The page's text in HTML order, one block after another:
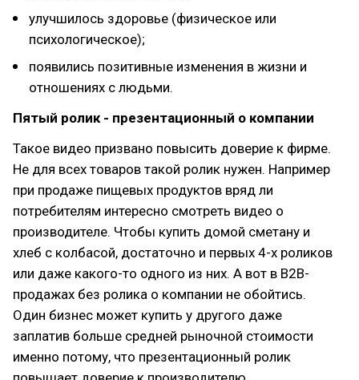
улучшилось здоровье (физическое или
психологическое);
появились позитивные изменения в жизни и
отношениях с людьми.
Пятый ролик - презентационный о компании
Такое видео призвано повысить доверие к фирме.
Не для всех товаров такой ролик нужен. Например
при продаже пищевых продуктов вряд ли
потребителям интересно смотреть видео о
производителе. Чтобы купить домой сметану и
хлеб с колбасой, достаточно и первых 4-х роликов
или даже какого-то одного из них. А вот в В2В-
продажах без ролика о компании не обойтись.
Один бизнес может купить у другого даже
заплатив больше средней рыночной стоимости
именно потому, что презентационный ролик